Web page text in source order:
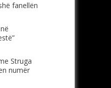
fanellën
Struga
numër